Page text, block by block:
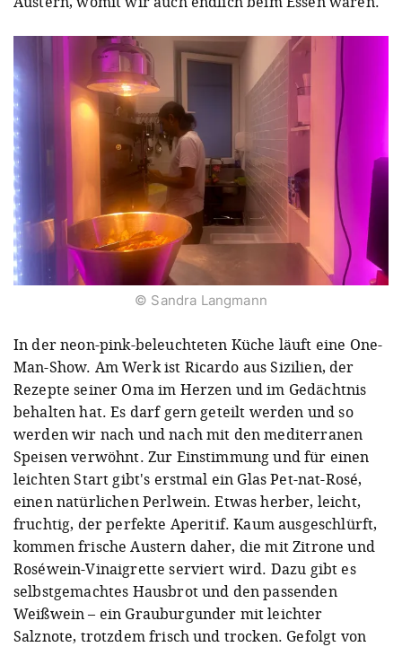
© Sandra Langmann
In der neon-pink-beleuchteten Küche läuft eine One-
Man-Show. Am Werk ist Ricardo aus Sizilien, der
Rezepte seiner Oma im Herzen und im Gedächtnis
behalten hat. Es darf gern geteilt werden und so
werden wir nach und nach mit den mediterranen
Speisen verwöhnt. Zur Einstimmung und für einen
leichten Start gibt's erstmal ein Glas Pet-nat-Rosé,
einen natürlichen Perlwein. Etwas herber, leicht,
fruchtig, der perfekte Aperitif. Kaum ausgeschlürft,
kommen frische Austern daher, die mit Zitrone und
Roséwein-Vinaigrette serviert wird. Dazu gibt es
selbstgemachtes Hausbrot und den passenden
Weißwein – ein Grauburgunder mit leichter
Salznote, trotzdem frisch und trocken. Gefolgt von